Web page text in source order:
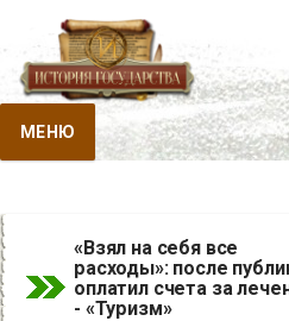
МЕНЮ
«Взял на себя все
расходы»: после
оплатил счета за
- «Туризм»